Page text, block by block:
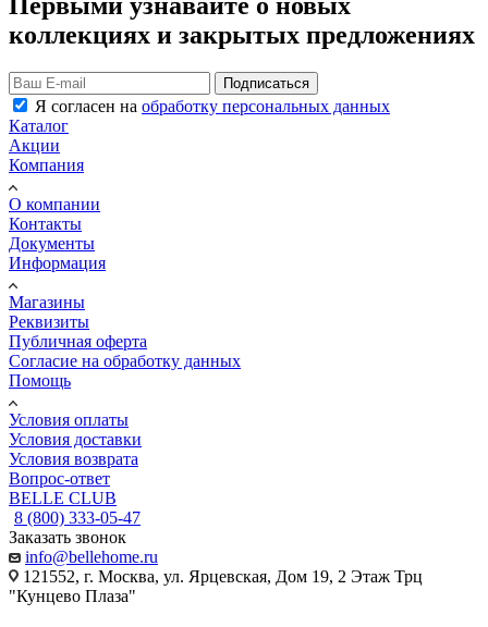
коллекциях и закрытых предложениях
Подписаться
Я согласен на обработку персональных данных
Каталог
Акции
Компания
О компании
Контакты
Документы
Информация
Магазины
Реквизиты
Публичная оферта
Согласие на обработку данных
Помощь
Условия оплаты
Условия доставки
Условия возврата
Вопрос-ответ
BELLE CLUB
8 (800) 333-05-47
Заказать звонок
info@bellehome.ru
121552, г. Москва, ул. Ярцевская, Дом 19, 2 Этаж Трц
"Кунцево Плаза"